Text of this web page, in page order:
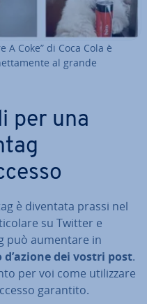
A Coke” di Coca Cola è
al grande
per una
è diventata prassi nel
su Twitter e
può aumentare in
d’azione dei vostri post.
per voi come uti­liz­za­re
garantito.